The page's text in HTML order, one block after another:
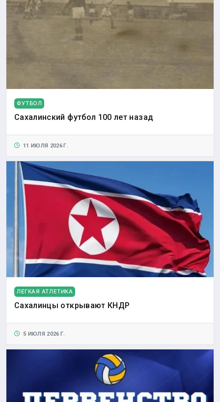
ФУТБОЛ
Сахалинский футбол 100 лет назад
11 ИЮЛЯ 2026 Г.
ЛЕГКАЯ АТЛЕТИКА
Сахалинцы открывают КНДР
5 ИЮЛЯ 2026 Г.